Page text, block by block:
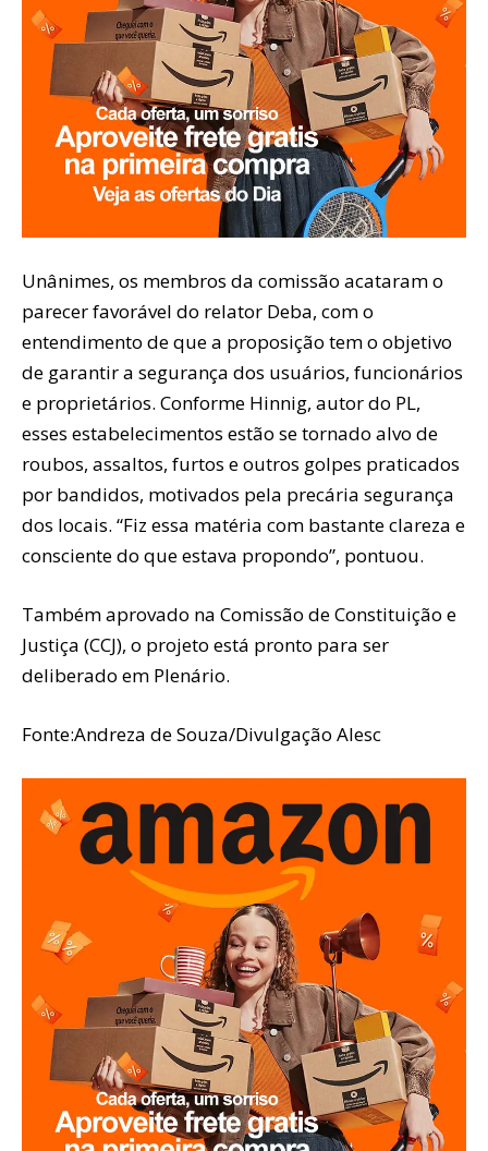
Unânimes, os membros da comissão acataram o
parecer favorável do relator Deba, com o
entendimento de que a proposição tem o objetivo
de garantir a segurança dos usuários, funcionários
e proprietários. Conforme Hinnig, autor do PL,
esses estabelecimentos estão se tornado alvo de
roubos, assaltos, furtos e outros golpes praticados
por bandidos, motivados pela precária segurança
dos locais. “Fiz essa matéria com bastante clareza e
consciente do que estava propondo”, pontuou.
Também aprovado na Comissão de Constituição e
Justiça (CCJ), o projeto está pronto para ser
deliberado em Plenário.
Fonte:Andreza de Souza/Divulgação Alesc